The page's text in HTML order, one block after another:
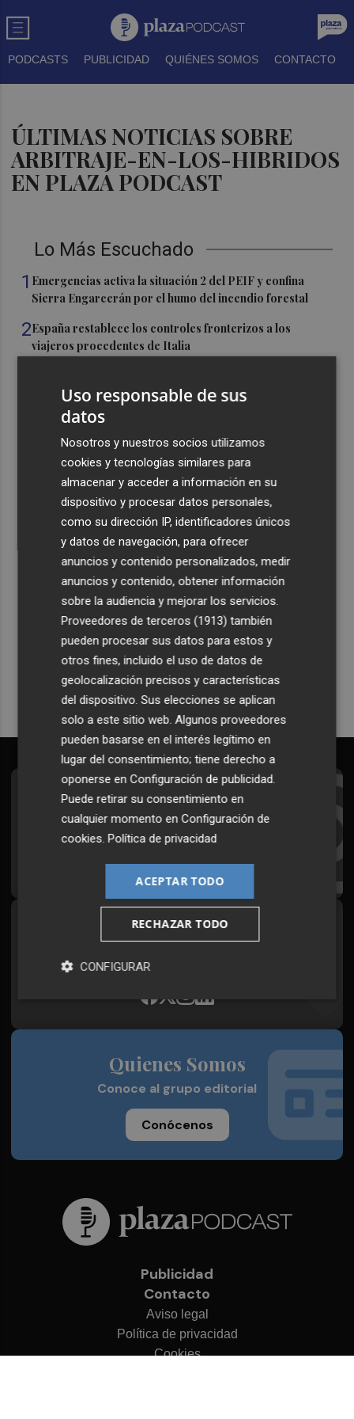
PODCASTS PUBLICIDAD QUIÉNES SOMOS CONTACTO
ÚLTIMAS NOTICIAS SOBRE
ARBITRAJE-EN-LOS-HIBRIDOS
EN PLAZA PODCAST
Lo Más Escuchado
1 Emergencias activa la situación 2 del PEIF y confina
Sierra Engarcerán por el humo del incendio forestal
2España restablece los controles fronterizos a los
viajeros procedentes de Italia
Ferran Torres, recibido con un baño de masas en su
pueblo: "Allá donde voy siempre digo que soy de Foios"
Foios se vuelca con Ferran Torres
Recibe toda la actualidad de
Plaza Podcast en tu correo
Quiero suscribirme
Suscríbete al Boletín
Todos los días a primera hora en tu email
¡Quiero suscribirme!
Síguenos en redes
Plaza Podcast, desde cualquier medio
Quienes Somos
Conoce al grupo editorial
Conócenos
Publicidad
Contacto
Aviso legal
Política de privacidad
Cookies
Uso responsable de sus
datos
Nosotros y nuestros socios utilizamos
cookies y tecnologías similares para
almacenar y acceder a información en su
dispositivo y procesar datos personales,
como su dirección IP, identificadores únicos
y datos de navegación, para ofrecer
anuncios y contenido personalizados, medir
anuncios y contenido, obtener información
sobre la audiencia y mejorar los servicios.
Proveedores de terceros (1913) también
pueden procesar sus datos para estos y
otros fines, incluido el uso de datos de
geolocalización precisos y características
del dispositivo. Sus elecciones se aplican
solo a este sitio web. Algunos proveedores
pueden basarse en el interés legítimo en
lugar del consentimiento; tiene derecho a
oponerse enConfiguración de publicidad.
Puede retirar su consentimiento en
cualquier momento enConfiguración de
cookies.Política de privacidad
ACEPTAR TODO
RECHAZAR TODO
CONFIGURAR